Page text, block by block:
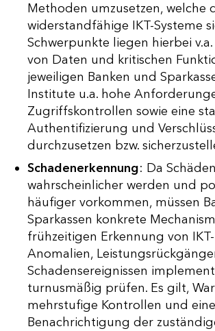
Methoden umzusetzen, welche
widerstandfähige IKT-Systeme
Schwerpunkte liegen hierbei
von Daten und kritischen
jeweiligen Banken und
Institute u.a. hohe
Zugriffskontrollen sowie eine
Authentifizierung und
durchzusetzen bzw.
Schadenerkennung: Da
wahrscheinlicher werden und
häufiger vorkommen, müssen
Sparkassen konkrete
frühzeitigen Erkennung von
Anomalien,
Schadensereignissen
turnusmäßig prüfen. Es gilt,
mehrstufige Kontrollen und
Benachrichtigung der